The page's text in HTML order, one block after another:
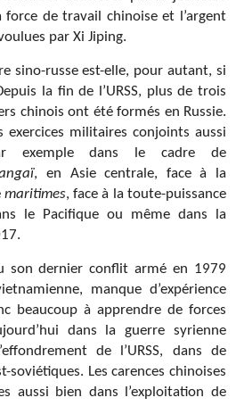
de travail chinoise et l’argent
par Xi Jiping.
sino-russe est-elle, pour autant, si
la fin de l’URSS, plus de trois
chinois ont été formés en Russie.
exercices militaires conjoints aussi
exemple dans le cadre de
, en Asie centrale, face à la
maritimes, face à la toute-puissance
le Pacifique ou même dans la
son dernier conflit armé en 1979
manque d’expérience
beaucoup à apprendre de forces
dans la guerre syrienne
de l’URSS, dans de
soviétiques. Les carences chinoises
aussi bien dans l’exploitation de